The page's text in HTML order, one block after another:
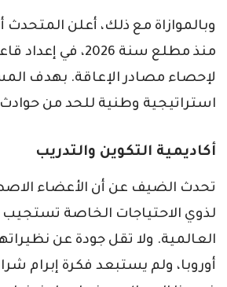
وبالموازاة مع ذلك، أعلن المتحدث
منذ مطلع سنة 2026،
لإحصاء مصادر الإعاقة. بهدف
استراتيجية وطنية للحد من حوادث
أكاديمية التكوين والتدريب
تحدث الضيف عن أن الأعضاء
لذوي الاحتياجات الخاصة
العالمية. ولا تقل جودة عن
أوروبا، ولم يستبعد فكرة إبرام